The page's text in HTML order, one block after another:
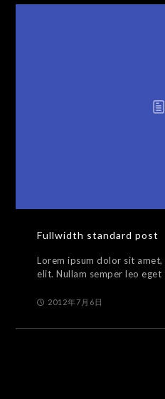
Fullwidth standard post
Lorem ipsum dolor sit
elit. Nullam semper leo eget
2012年7月6日